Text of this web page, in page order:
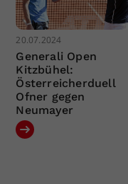
20.07.2024
Generali Open
Kitzbühel:
Österreicherduell
Ofner gegen
Neumayer